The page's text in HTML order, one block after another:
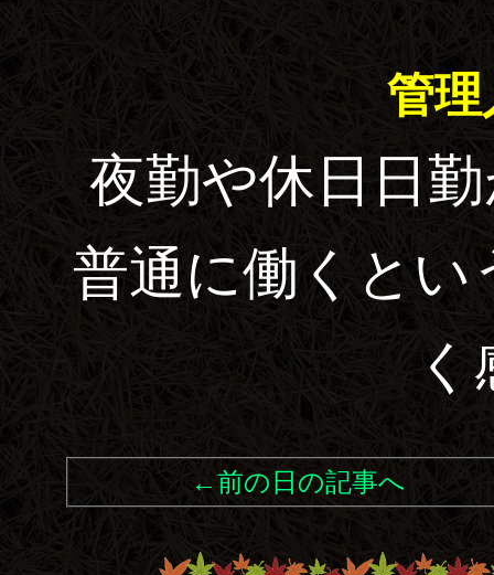
管理
夜勤や休日日
普通に働くとい
←前の日の記事へ